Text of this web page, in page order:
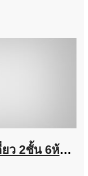
รหัสC7252 ให้เช่าบ้านเดี่ยว 2ชั้น 6ห้องนอน ถนนลาดพร้าวซอย 35 บ้านตกแต่งสวยพร้อมอยู่